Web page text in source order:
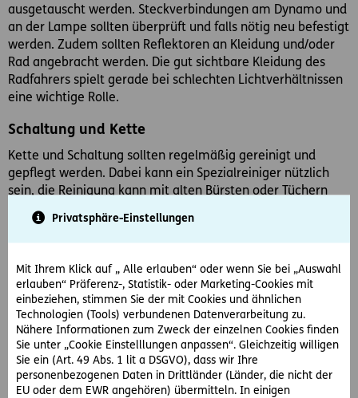
Privatsphäre-Einstellungen
Mit Ihrem Klick auf „ Alle erlauben“ oder wenn Sie bei „Auswahl
erlauben“ Präferenz-, Statistik- oder Marketing-Cookies mit
einbeziehen, stimmen Sie der mit Cookies und ähnlichen
Technologien (Tools) verbundenen Datenverarbeitung zu.
Nähere Informationen zum Zweck der einzelnen Cookies finden
Sie unter „Cookie Einstelllungen anpassen“. Gleichzeitig willigen
Sie ein (Art. 49 Abs. 1 lit a DSGVO), dass wir Ihre
personenbezogenen Daten in Drittländer (Länder, die nicht der
EU oder dem EWR angehören) übermitteln. In einigen
ausgetauscht werden. Steckverbindungen am Dynamo und
an der Lampe sollten überprüft und falls nötig neu befestigt
werden. Zudem sollten Reflektoren an Kleidung und/oder
Rad angebracht werden. Die gut sichtbare Kleidung des
Radfahrers spielt gerade bei schlechten Lichtverhältnissen
eine wichtige Rolle.
Schaltung und Kette
Kette und Schaltung sollten regelmäßig gereinigt und
gepflegt werden. Dabei kann ein Spezialreiniger nützlich
sein, die Reinigung kann mit alten Bürsten oder Tüchern
ganz einfach erfolgen. Anschließend sollten Kette und
Schaltung mit dünnflüssigem Öl, beispielsweise Sprühfett,
neu geschmiert werden.
Lenkung und Sattel
Zu guter Letzt sollten Sie noch Sattel und Lenkung
überprüfen. Stellen Sie sich dazu vor das Rad und
kontrollieren Sie, ob der Lenker im Vergleich zum Vorderrad
exakt ausgerichtet ist. Sollten Sie nachjustieren müssen,
lockern Sie die Schrauben am Vorbau und ziehen sie diese
anschließend wieder fest. Zudem sollten Sie noch die